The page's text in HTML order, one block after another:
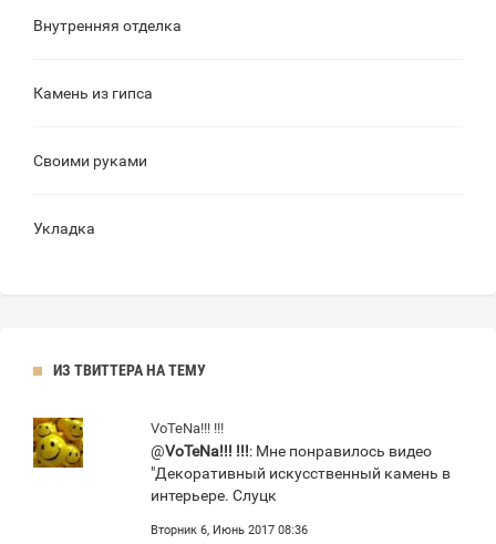
Внутренняя отделка
Камень из гипса
Своими руками
Укладка
ИЗ ТВИТТЕРА НА ТЕМУ
VoTeNa!!! !!!
@VoTeNa!!! !!!: Мне понравилось видео
"Декоративный искусственный камень в
интерьере. Слуцк
Вторник 6, Июнь 2017 08:36